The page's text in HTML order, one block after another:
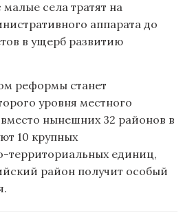
села тратят на
аппарата до
в ущерб развитию
реформы станет
уровня местного
нынешних 32 районов в
10 крупных
территориальных единиц,
район получит особый